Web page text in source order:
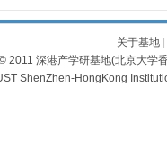
关于基地|
2011 深港产学研基地(北京大学
ShenZhen-HongKong